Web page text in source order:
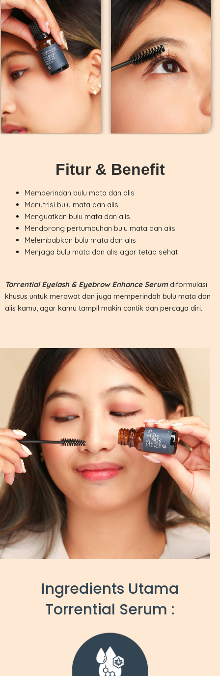
Fitur & Benefit
Memperindah bulu mata dan alis
Menutrisi bulu mata dan alis
Menguatkan bulu mata dan alis
Mendorong pertumbuhan bulu mata dan alis
Melembabkan bulu mata dan alis
Menjaga bulu mata dan alis agar tetap sehat
Torrential Eyelash & EyebrowEnhance Serum diformulasi
khusus untuk merawat dan juga memperindah bulu mata dan
alis kamu, agar kamu tampil makin cantik dan percaya diri.
Ingredients Utama
Torrential Serum :